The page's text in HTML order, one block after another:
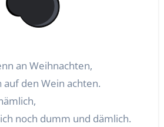
an Weihnachten,
auf den Wein achten.
noch dumm und dämlich.